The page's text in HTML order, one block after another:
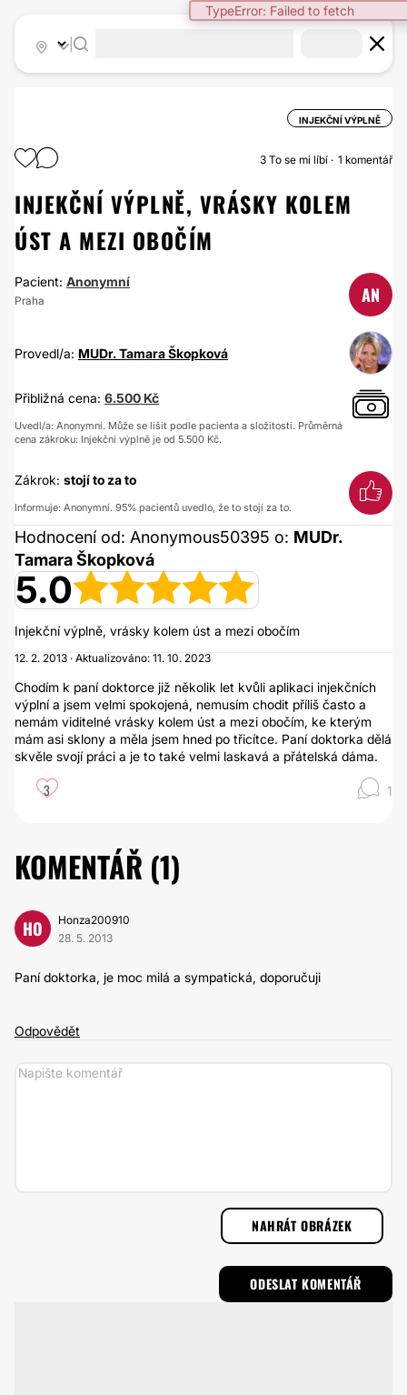
TypeError: Failed to fetch
INJEKČNÍ VÝPLNĚ
3 To se mi líbí 1 komentář
INJEKČNÍ VÝPLNĚ, VRÁSKY KOLEM
ÚST A MEZI OBOČÍM
Pacient: Anonymní
Praha AN
Provedl/a: MUDr. Tamara Škopková
Přibližná cena: 6.500 Kč
Uvedl/a: Anonymní. Může se lišit podle pacienta a složitosti. Průměrná
cena zákroku: Injekční výplně je od 5.500 Kč.
Zákrok: stojí to za to
Informuje: Anonymní. 95% pacientů uvedlo, že to stojí za to.
Hodnocení od: Anonymous50395 o: MUDr.
Tamara Škopková
5.0
Injekční výplně, vrásky kolem úst a mezi obočím
12. 2. 2013 · Aktualizováno: 11. 10. 2023
Chodím k paní doktorce již několik let kvůli aplikaci injekčních
výplní a jsem velmi spokojená, nemusím chodit příliš často a
nemám viditelné vrásky kolem úst a mezi obočím, ke kterým
mám asi sklony a měla jsem hned po třicítce. Paní doktorka dělá
skvěle svojí práci a je to také velmi laskavá a přátelská dáma.
3 1
KOMENTÁŘ (1)
HO
Honza200910
28. 5. 2013
Paní doktorka, je moc milá a sympatická, doporučuji
Odpovědět
NAHRÁT OBRÁZEK